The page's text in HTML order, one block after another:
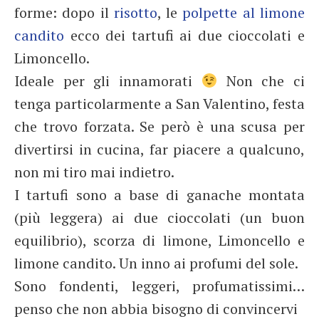
forme: dopo il risotto, lepolpette al limone
candito ecco dei tartufi ai due cioccolati e
Limoncello.
Ideale per gli innamorati
Non che ci
tenga particolarmente a San Valentino, festa
che trovo forzata. Se però è una scusa per
divertirsi in cucina, far piacere a qualcuno,
non mi tiro mai indietro.
I tartufi sono a base di ganache montata
(più leggera) ai due cioccolati (un buon
equilibrio), scorza di limone, Limoncello e
limone candito. Un inno ai profumi del sole.
Sono fondenti, leggeri, profumatissimi…
penso che non abbia bisogno di convincervi